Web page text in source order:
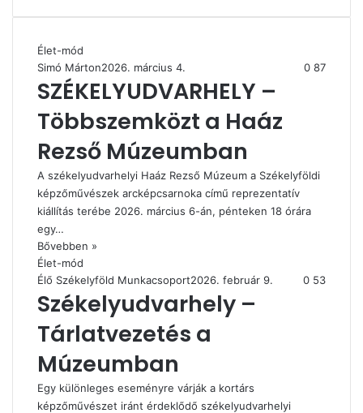
Élet-mód
Simó Márton2026. március 4. 0 87
SZÉKELYUDVARHELY –
Többszemközt a Haáz
Rezső Múzeumban
A székelyudvarhelyi Haáz Rezső Múzeum a Székelyföldi
képzőművészek arcképcsarnoka című reprezentatív
kiállítás terébe 2026. március 6-án, pénteken 18 órára
egy…
Bővebben »
Élet-mód
Élő Székelyföld Munkacsoport2026. február 9. 0 53
Székelyudvarhely –
Tárlatvezetés a
Múzeumban
Egy különleges eseményre várják a kortárs
képzőművészet iránt érdeklődő székelyudvarhelyi